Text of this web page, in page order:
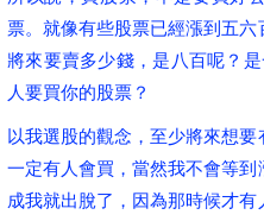
票。就像有些股票已經漲到五
將來要賣多少錢，是八百呢？
人要買你的股票？
以我選股的觀念，至少將來想
一定有人會買，當然我不會等
成我就出脫了，因為那時候才